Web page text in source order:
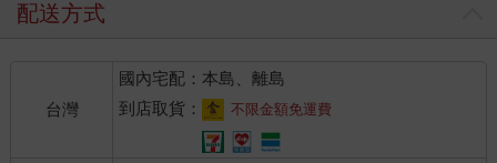
配送方式
台灣
國內宅配：本島、離島
到店取貨：
不限金額免運費